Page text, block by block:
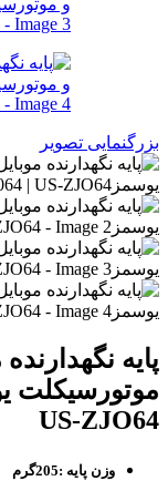
بزرگنمایی تصویر
پایه
US-ZJO64
وزن پایه :205گرم